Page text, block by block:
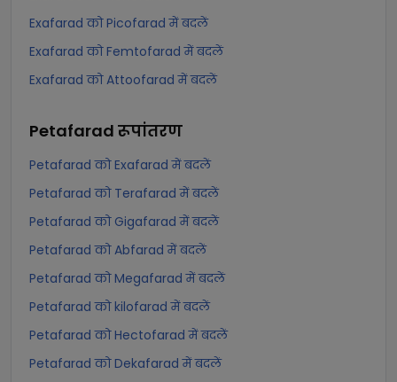
Exafarad को Picofarad में बदलें
Exafarad को Femtofarad में बदलें
Exafarad को Attoofarad में बदलें
Petafarad रूपांतरण
Petafarad को Exafarad में बदलें
Petafarad को Terafarad में बदलें
Petafarad को Gigafarad में बदलें
Petafarad को Abfarad में बदलें
Petafarad को Megafarad में बदलें
Petafarad को kilofarad में बदलें
Petafarad को Hectofarad में बदलें
Petafarad को Dekafarad में बदलें